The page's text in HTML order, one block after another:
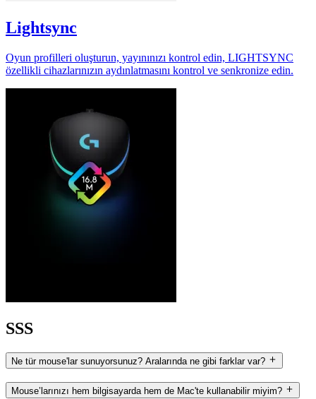
Lightsync
Oyun profilleri oluşturun, yayınınızı kontrol edin, LIGHTSYNC
özellikli cihazlarınızın aydınlatmasını kontrol ve senkronize edin.
SSS
Ne tür mouse'lar sunuyorsunuz? Aralarında ne gibi farklar var?
Mouse’larınızı hem bilgisayarda hem de Mac'te kullanabilir miyim?